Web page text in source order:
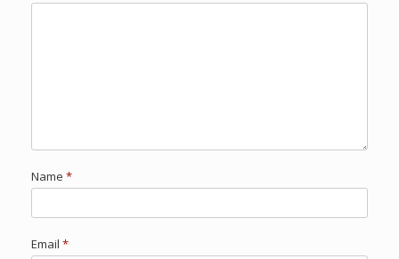
Name *
Email *